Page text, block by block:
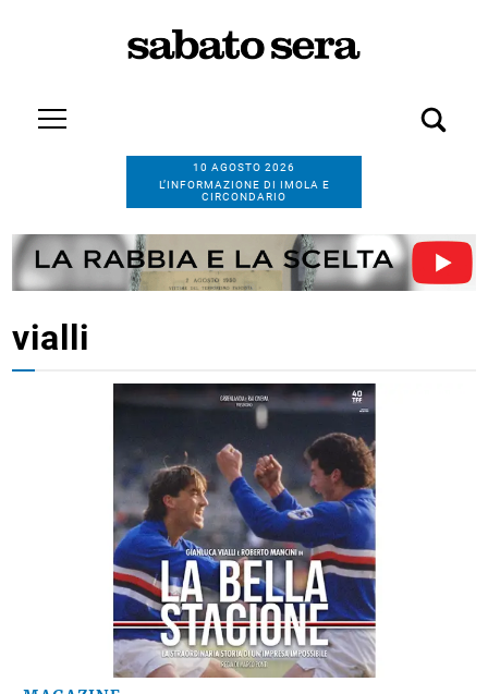
10 AGOSTO 2026
L’INFORMAZIONE DI IMOLA E
CIRCONDARIO
vialli